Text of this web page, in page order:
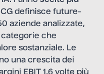
definisce future-
aziende analizzate,
che
sostanziale. Le
una crescita dei